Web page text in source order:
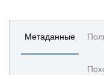
Метаданные